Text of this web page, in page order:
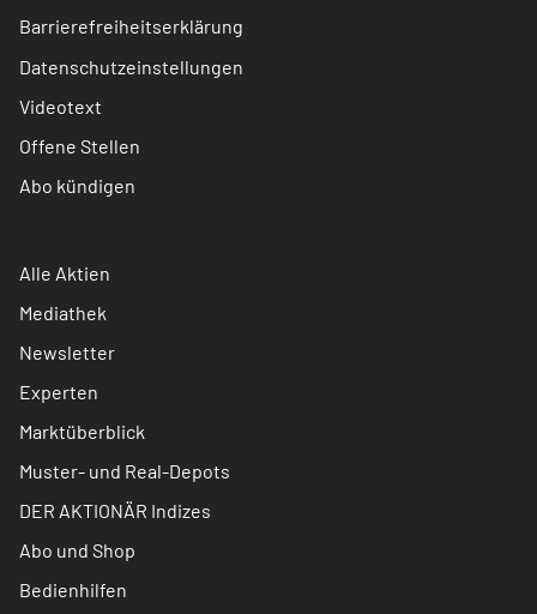
Barrierefreiheitserklärung
Datenschutzeinstellungen
Videotext
Offene Stellen
Abo kündigen
Alle Aktien
Mediathek
Newsletter
Experten
Marktüberblick
Muster- und Real-Depots
DER AKTIONÄR Indizes
Abo und Shop
Bedienhilfen